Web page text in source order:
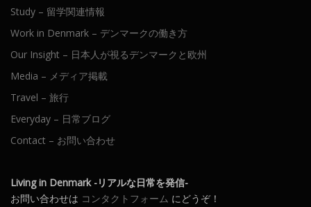
Study – 留学関連情報
Work in Denmark – デンマークの働き方
Our Insight – 日本人が視るデンマークと欧州
Media – メディア掲載
Travel – 旅行
Everyday – 日常ブログ
Contact – お問い合わせ
Living in Denmark -リアルな日常を発信-
お問い合わせは コンタクトフォーム にどうぞ！